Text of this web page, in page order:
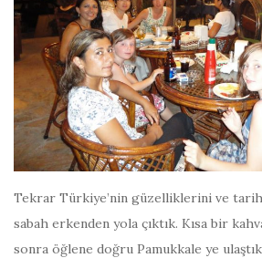
Tekrar Türkiye’nin güzelliklerini ve
sabah erkenden yola çıktık. Kısa bir
sonra öğlene doğru Pamukkale ye